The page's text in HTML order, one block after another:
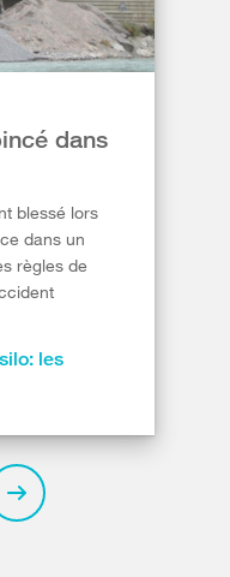
dans
blessé lors
dans un
règles de
les